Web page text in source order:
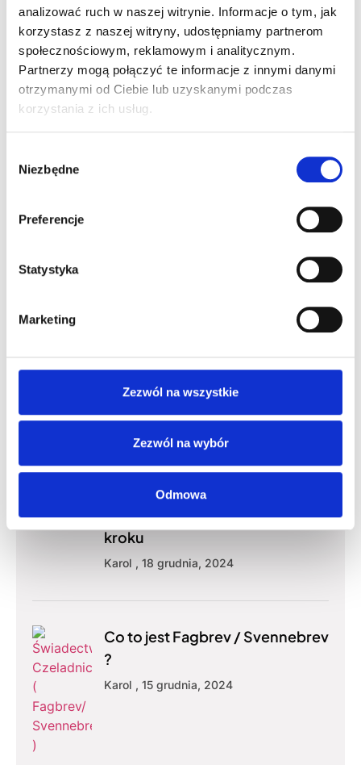
analizować ruch w naszej witrynie. Informacje o tym, jak
korzystasz z naszej witryny, udostępniamy partnerom
społecznościowym, reklamowym i analitycznym.
Partnerzy mogą połączyć te informacje z innymi danymi
otrzymanymi od Ciebie lub uzyskanymi podczas
korzystania z ich usług.
zgody
Niezbędne
Preferencje
Statystyka
Marketing
Zezwól na wszystkie
Zezwól na wybór
Odmowa
Wyszukaj
egzaminach czeladniczych”
Ostatnie Wpisy
Jak zdobyć Fagbrev?
Praktyczny poradnik krok po
kroku
Karol 18 grudnia, 2024
Co to jest Fagbrev / Svennebrev
?
Karol 15 grudnia, 2024